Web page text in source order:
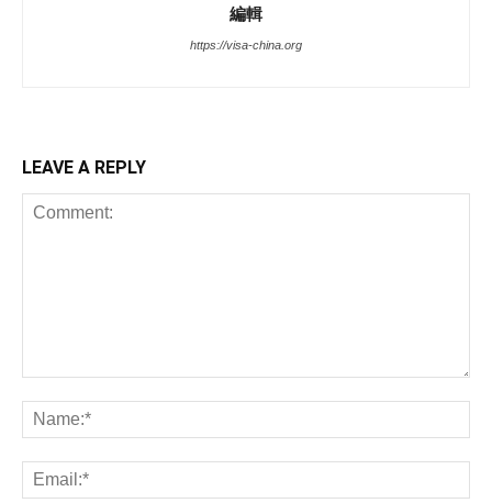
編輯
https://visa-china.org
LEAVE A REPLY